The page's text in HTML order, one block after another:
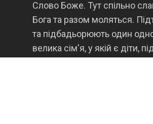
Слово Боже. Тут спільно
Бога та разом моляться.
та підбадьорюють один
велика сім'я, у якій є діти,